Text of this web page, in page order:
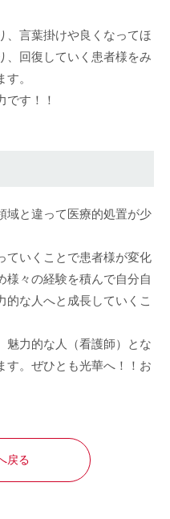
、言葉掛けや良くなってほ
、回復していく患者様をみ
。
です！！
域と違って医療的処置が少
ていくことで患者様が変化
様々の経験を積んで自分自
な人へと成長していくこ
魅力的な人（看護師）とな
す。ぜひとも光華へ！！お
戻る